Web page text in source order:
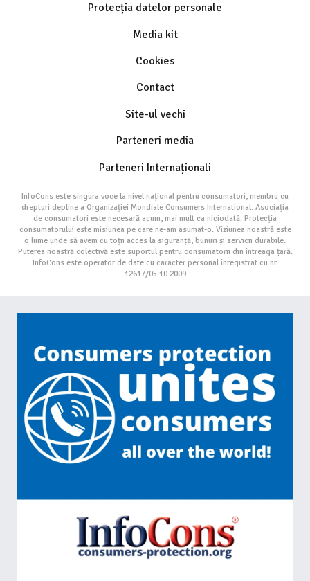
Protecția datelor personale
Media kit
Cookies
Contact
Site-ul vechi
Parteneri media
Parteneri Internaționali
InfoCons este singura voce la nivel național pentru consumatori, membru cu
drepturi depline a Organizației Mondiale Consumers International. Asociația
de consumatori este necesară acum, mai mult ca niciodată. Protecția
consumatorului este misiunea pe care ne-am asumat-o. Viziunea noastră este
o lume unde să avem cu toții acces la siguranță, bunuri și servicii durabile.
Puterea noastră colectivă este suportul pentru consumatorii din întreaga țară.
InfoCons este operator de date cu caracter personal înregistrat cu nr.
12617/05.10.2009